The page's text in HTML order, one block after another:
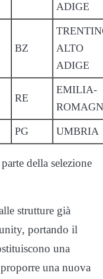
ADIGE
BZ
ALTO
ADIGE
RE
EMILIA-
PG UMBRIA
della selezione
strutture già
portando il
una
una nuova